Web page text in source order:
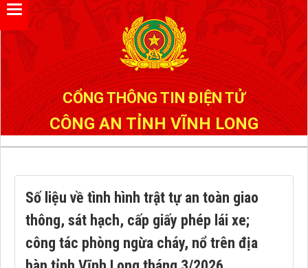
CỔNG THÔNG TIN ĐIỆN TỬ
CÔNG AN TỈNH VĨNH LONG
Số liệu về tình hình trật tự an toàn giao
thông, sát hạch, cấp giấy phép lái xe;
công tác phòng ngừa cháy, nổ trên địa